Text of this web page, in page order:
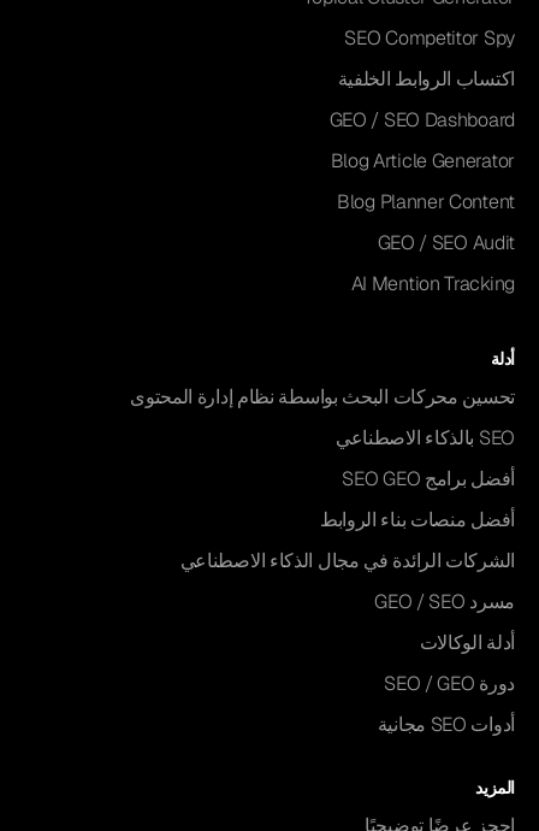
SEO Competitor Spy
اكتساب الروابط الخلفية
GEO / SEO Dashboard
Blog Article Generator
Blog Planner Content
GEO / SEO Audit
AI Mention Tracking
أدلة
تحسين محركات البحث بواسطة نظام إدارة المحتوى
SEO بالذكاء الاصطناعي
أفضل برامج SEO GEO
أفضل منصات بناء الروابط
الشركات الرائدة في مجال الذكاء الاصطناعي
مسرد GEO / SEO
أدلة الوكالات
دورة SEO / GEO
أدوات SEO مجانية
المزيد
احجز عرضًا توضيحيًا